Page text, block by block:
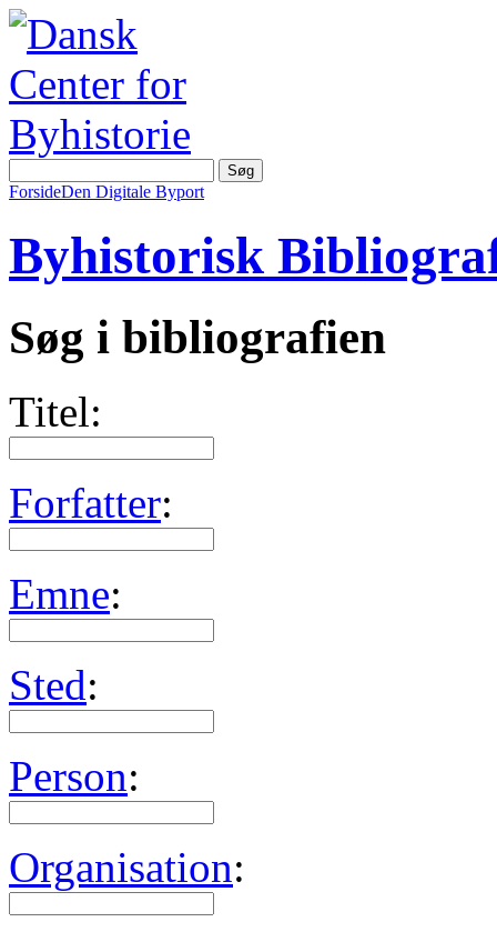
ForsideDen Digitale Byport
Byhistorisk
Søg i bibliografien
Titel:
Forfatter:
Emne:
Sted:
Person:
Organisation: